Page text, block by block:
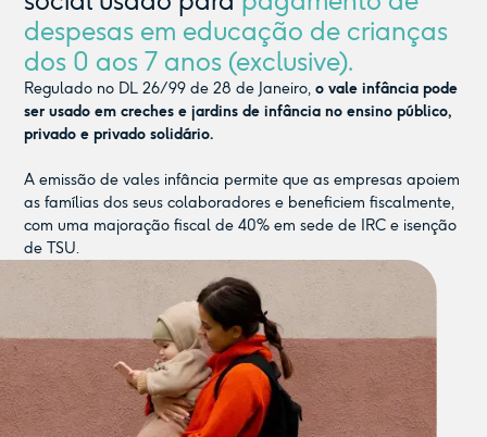
despesas em educação de crianças
dos 0 aos 7 anos (exclusive).
Regulado no DL 26/99 de 28 de Janeiro,o vale infância pode
ser usado em creches e jardins de infância no ensino público,
privado e privado solidário.
A emissão de vales infância permite que as empresas apoiem
as famílias dos seus colaboradores e beneficiem fiscalmente,
com uma majoração fiscal de 40% em sede de IRC e isenção
de TSU.